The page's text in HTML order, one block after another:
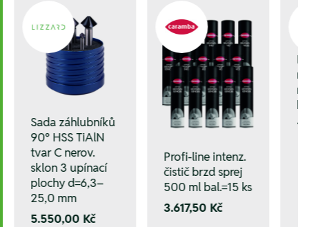
Sada záhlubníků
90° HSS TiAlN
tvar C nerov.
sklon 3 upínací
plochy d=6,3–
25,0 mm
5.550,00 Kč
Profi-line intenz.
čistič brzd sprej
500 ml bal.=15 ks
3.617,50 Kč